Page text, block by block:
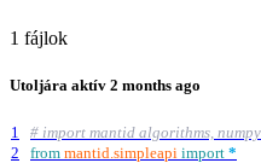
1 fájlok
Utoljára aktív 2 months ago
1
# import mantid algorithms,
2
from mantid simpleapi import *